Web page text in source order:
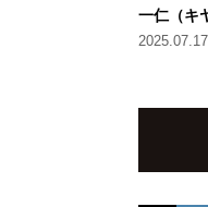
一仁（キ
2025.07.17